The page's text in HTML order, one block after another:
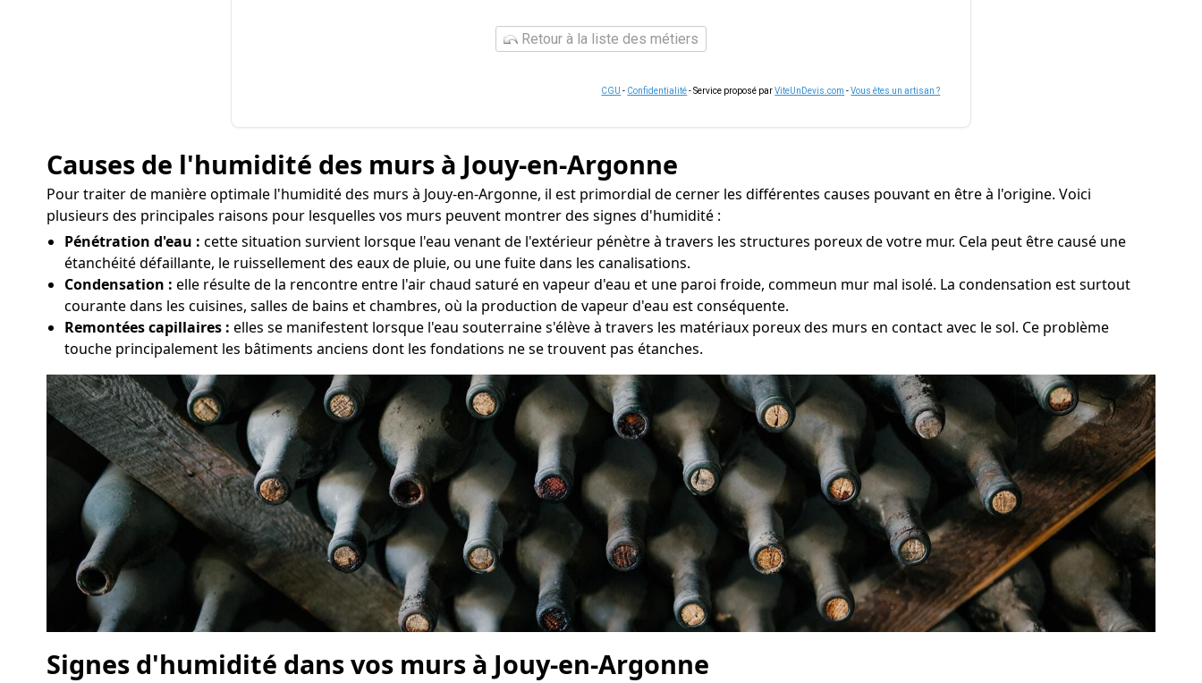
Retour à la liste des métiers
CGU - Confidentialité- Service proposé parViteUnDevis.com -Vous êtes un artisan ?
Causes de l'humidité des murs à Jouy-en-Argonne
Pour traiter de manière optimale l'humidité des murs à Jouy-en-Argonne, il est primordial de cerner les différentes causes pouvant en être à l'origine. Voici
plusieurs des principales raisons pour lesquelles vos murs peuvent montrer des signes d'humidité :
Pénétration d'eau : cette situation survient lorsque l'eau venant de l'extérieur pénètre à travers les structures poreux de votre mur. Cela peut être causé une
étanchéité défaillante, le ruissellement des eaux de pluie, ou une fuite dans les canalisations.
Condensation : elle résulte de la rencontre entre l'air chaud saturé en vapeur d'eau et une paroi froide, commeun mur mal isolé. La condensation est surtout
courante dans les cuisines, salles de bains et chambres, où la production de vapeur d'eau est conséquente.
Remontées capillaires : elles se manifestent lorsque l'eau souterraine s'élève à travers les matériaux poreux des murs en contact avec le sol. Ce problème
touche principalement les bâtiments anciens dont les fondations ne se trouvent pas étanches.
Signes d'humidité dans vos murs à Jouy-en-Argonne